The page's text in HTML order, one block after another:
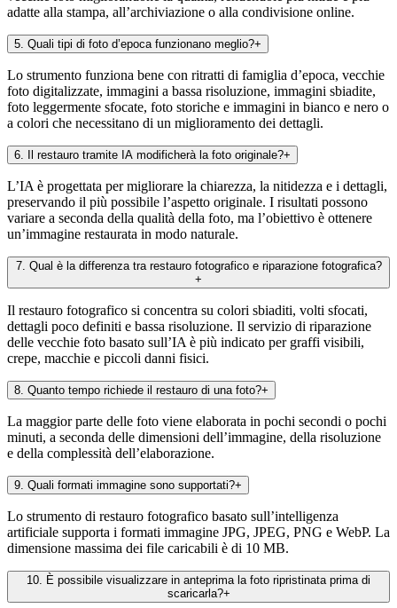
adatte alla stampa, all’archiviazione o alla condivisione online.
5 Quali tipi di foto d’epoca funzionano meglio?+
Lo strumento funziona bene con ritratti di famiglia d’epoca, vecchie
foto digitalizzate, immagini a bassa risoluzione, immagini sbiadite,
foto leggermente sfocate, foto storiche e immagini in bianco e nero o
a colori che necessitano di un miglioramento dei dettagli.
6 Il restauro tramite IA modificherà la foto originale?+
L’IA è progettata per migliorare la chiarezza, la nitidezza e i dettagli,
preservando il più possibile l’aspetto originale. I risultati possono
variare a seconda della qualità della foto, ma l’obiettivo è ottenere
un’immagine restaurata in modo naturale.
7. Qual è la differenza tra restauro fotografico e riparazione fotografica?
+
Il restauro fotografico si concentra su colori sbiaditi, volti sfocati,
dettagli poco definiti e bassa risoluzione. Il servizio di riparazione
delle vecchie foto basato sull’IA è più indicato per graffi visibili,
crepe, macchie e piccoli danni fisici.
8 Quanto tempo richiede il restauro di una foto?+
La maggior parte delle foto viene elaborata in pochi secondi o pochi
minuti, a seconda delle dimensioni dell’immagine, della risoluzione
e della complessità dell’elaborazione.
9 Quali formati immagine sono supportati?+
Lo strumento di restauro fotografico basato sull’intelligenza
artificiale supporta i formati immagine JPG, JPEG, PNG e WebP. La
dimensione massima dei file caricabili è di 10 MB.
10 È possibile visualizzare in anteprima la foto ripristinata prima di
scaricarla?+